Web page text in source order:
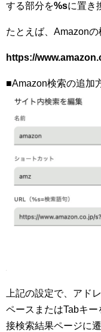
する部分を%sに置き
たとえば、Amazonの
https://
■Amazon検索の追加
上記の設定で、アド
ペースまたはTabキ
接検索結果ページに遷